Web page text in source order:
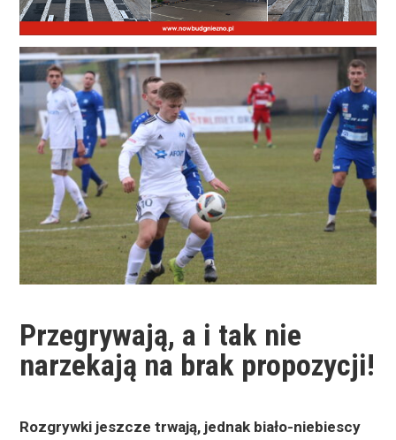
Przegrywają, a i tak nie
narzekają na brak propozycji!
Rozgrywki jeszcze trwają, jednak biało-niebiescy